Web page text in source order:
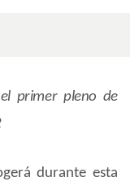
primer pleno de
durante esta